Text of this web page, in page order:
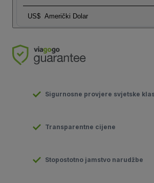
US$ Američki Dolar
Sigurnosne provjere svjetske
Transparentne cijene
Stopostotno jamstvo narudžbe